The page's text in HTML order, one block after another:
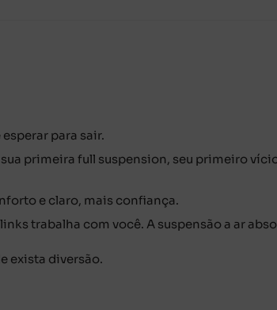
para sair.
primeira full suspension, seu primeiro
e claro, mais confiança.
trabalha com você. A suspensão a ar
exista diversão.